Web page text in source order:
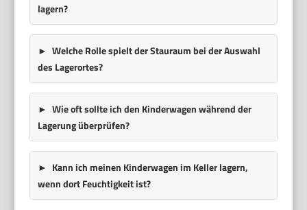
lagern?
Welche Rolle spielt der Stauraum bei der Auswahl
des Lagerortes?
Wie oft sollte ich den Kinderwagen während der
Lagerung überprüfen?
Kann ich meinen Kinderwagen im Keller lagern,
wenn dort Feuchtigkeit ist?